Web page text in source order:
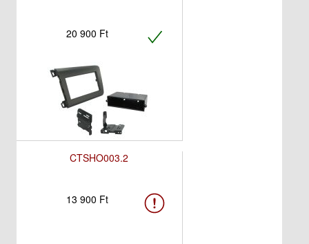
20 900 Ft
CTSHO003.2
13 900 Ft